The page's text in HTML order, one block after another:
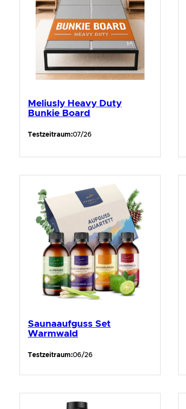
Meliusly Heavy Duty
Bunkie Board
Testzeitraum:07/26
Saunaaufguss Set
Warmwald
Testzeitraum:06/26